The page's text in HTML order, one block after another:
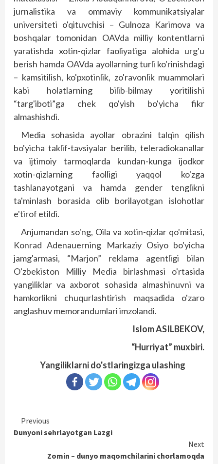
jurnalistika va ommaviy kommunikatsiyalar
universiteti o'qituvchisi – Gulnoza Karimova va
boshqalar tomonidan OAVda milliy kontentlarni
yaratishda xotin-qizlar faoliyatiga alohida urg'u
berish hamda OAVda ayollarning turli ko'rinishdagi
– kamsitilish, ko'pxotinlik, zo'ravonlik muammolari
kabi holatlarning bilib-bilmay yoritilishi
“targ'iboti”ga chek qo'yish bo'yicha fikr
almashishdi.
Media sohasida ayollar obrazini talqin qilish
bo'yicha taklif-tavsiyalar berilib, teleradiokanallar
va ijtimoiy tarmoqlarda kundan-kunga ijodkor
xotin-qizlarning faolligi yaqqol ko'zga
tashlanayotgani va hamda gender tenglikni
ta'minlash borasida olib borilayotgan islohotlar
e'tirof etildi.
Anjumandan so'ng, Oila va xotin-qizlar qo'mitasi,
Konrad Adenauerning Markaziy Osiyo bo'yicha
jamg'armasi, “Marjon” reklama agentligi bilan
O'zbekiston Milliy Media birlashmasi o'rtasida
yangiliklar va axborot sohasida almashinuvni va
hamkorlikni chuqurlashtirish maqsadida o'zaro
anglashuv memorandumlari imzolandi.
Islom ASILBEKOV,
“Hurriyat” muxbiri.
Yangiliklarni do'stlaringizga ulashing
Continue
Reading
Previous
Dunyoni sehrlayotgan Lazgi
Next
Zomin – dunyo maqomchilarini chorlamoqda